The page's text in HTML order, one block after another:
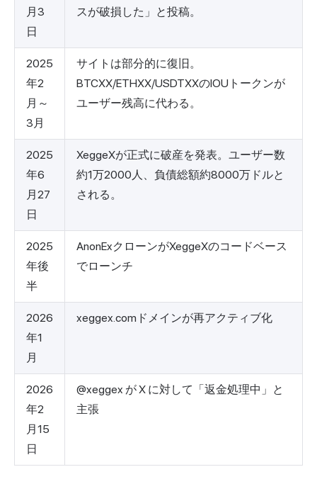
月3
日
スが破損した」と投稿。
2025
年2
月～
3月
サイトは部分的に復旧。
BTCXX/ETHXX/USDTXXのIOUトークンが
ユーザー残高に代わる。
2025
年6
月27
日
XeggeXが正式に破産を発表。ユーザー数
約1万2000人、負債総額約8000万ドルと
される。
2025
年後
半
AnonExクローンがXeggeXのコードベース
でローンチ
2026
年1
月
xeggex.comドメインが再アクティブ化
2026
年2
月15
日
@xeggex が X に対して「返金処理中」と
主張